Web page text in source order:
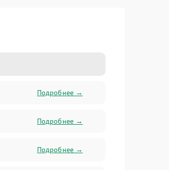
Подробнее →
Подробнее →
Подробнее →